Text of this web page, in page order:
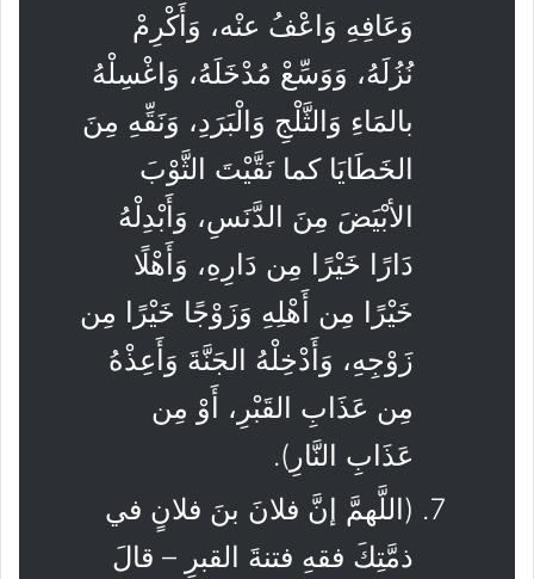
وَعَافِهِ وَاعْفُ عنْه، وَأَكْرِمْ
نُزُلَهُ، وَوَسِّعْ مُدْخَلَهُ، وَاغْسِلْهُ
بالمَاءِ وَالثَّلْجِ وَالْبَرَدِ، وَنَقِّهِ مِنَ
الخَطَايَا كما نَقَّيْتَ الثَّوْبَ
الأبْيَضَ مِنَ الدَّنَسِ، وَأَبْدِلْهُ
دَارًا خَيْرًا مِن دَارِهِ، وَأَهْلًا
خَيْرًا مِن أَهْلِهِ وَزَوْجًا خَيْرًا مِن
زَوْجِهِ، وَأَدْخِلْهُ الجَنَّةَ وَأَعِذْهُ
مِن عَذَابِ القَبْرِ، أَوْ مِن
عَذَابِ النَّارِ).
(اللَّهمَّ إنَّ فلانَ بنَ فلانٍ في
ذمَّتِكَ فقهِ فتنةَ القبرِ – قالَ